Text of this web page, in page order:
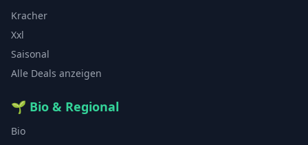
Kracher
Xxl
Saisonal
Alle Deals anzeigen
🌱 Bio & Regional
Bio